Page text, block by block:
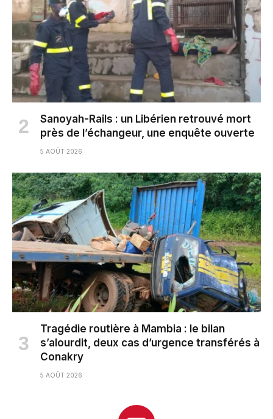
Sanoyah-Rails : un Libérien retrouvé mort
près de l’échangeur, une enquête ouverte
5 AOÛT 2026
Tragédie routière à Mambia : le bilan
s’alourdit, deux cas d’urgence transférés à
Conakry
5 AOÛT 2026